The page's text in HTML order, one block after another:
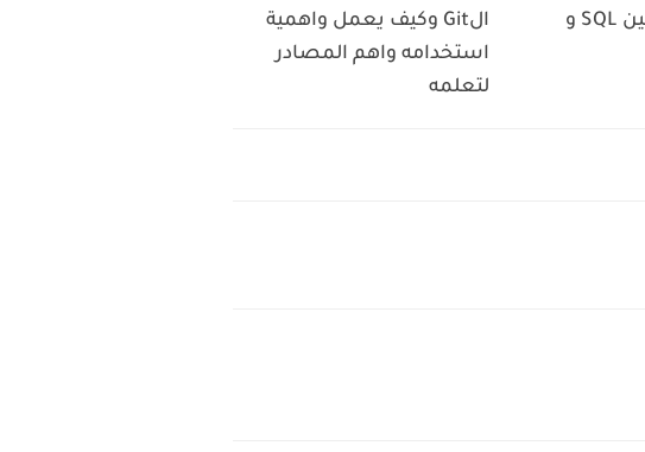
‌‎الفرق الرئيسي بين SQL و
الGit وكيف يعمل واهمية
استخدامه واهم المصادر
لتعلمه